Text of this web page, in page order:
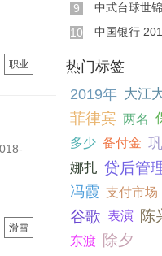
职业
滑雪
9
中式台球世锦赛
10
中国银行
热门标签
2019年 大江
菲律宾 两名
多少 备付金
娜扎 贷后管
冯霞 支付市场
谷歌 表演 陈
东渡 除夕